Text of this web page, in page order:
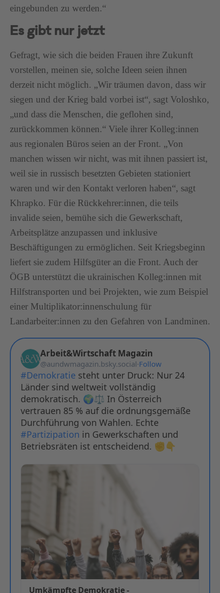
eingebunden zu werden.“
Es gibt nur jetzt
Gefragt, wie sich die beiden Frauen ihre Zukunft
vorstellen, meinen sie, solche Ideen seien ihnen
derzeit nicht möglich. „Wir träumen davon, dass wir
siegen und der Krieg bald vorbei ist“, sagt Voloshko,
„und dass die Menschen, die geflohen sind,
zurückkommen können.“ Viele ihrer Kolleg:innen
aus regionalen Büros seien an der Front. „Von
manchen wissen wir nicht, was mit ihnen passiert ist,
weil sie in russisch besetzten Gebieten stationiert
waren und wir den Kontakt verloren haben“, sagt
Khrapko. Für die Rückkehrer:innen, die teils
invalide seien, bemühe sich die Gewerkschaft,
Arbeitsplätze anzupassen und inklusive
Beschäftigungen zu ermöglichen. Seit Kriegsbeginn
liefert sie zudem Hilfsgüter an die Front. Auch der
ÖGB unterstützt die ukrainischen Kolleg:innen mit
Hilfstransporten und bei Projekten, wie zum Beispiel
einer Multiplikator:innenschulung für
Landarbeiter:innen zu den Gefahren von Landminen.